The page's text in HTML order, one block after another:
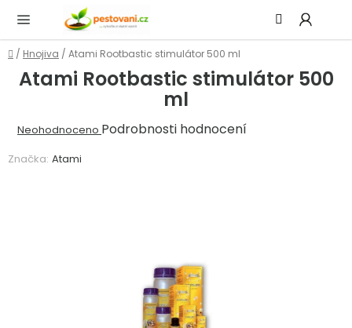
obsah
Domů
/ Hnojiva / Atami Rootbastic stimulátor 500 ml
Atami Rootbastic stimulátor 500
ml
Průměrné
Neohodnoceno Podrobnosti hodnocení
Značka: Atami